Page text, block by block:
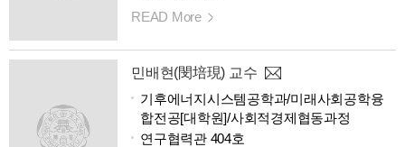
READ More
민배현(閔培現) 교수
기후에너지시스템공학과/미래사회공학융
합전공[대학원]/사회적경제협동과정
연구협력관 404호